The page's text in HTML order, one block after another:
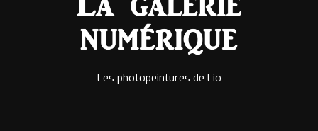
Les photopeintures de Lio